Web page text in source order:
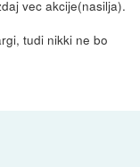
vec akcije(nasilja).
tudi nikki ne bo